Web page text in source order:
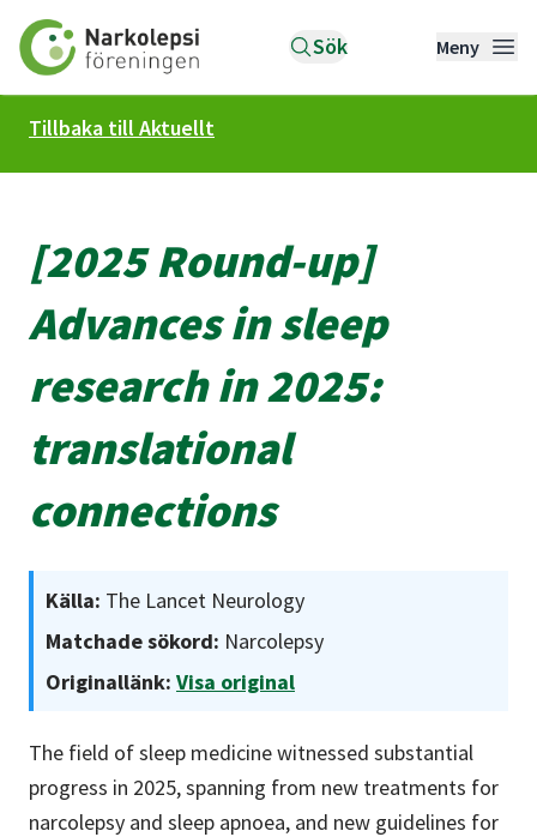
Till startsidan Sök Meny
Tillbaka till Aktuellt
[2025 Round-up]
Advances in sleep
research in 2025:
translational
connections
Källa: The Lancet Neurology
Matchade sökord: Narcolepsy
Originallänk: Visa original
The field of sleep medicine witnessed substantial
progress in 2025, spanning from new treatments for
narcolepsy and sleep apnoea, and new guidelines for